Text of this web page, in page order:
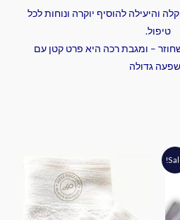
והיעילה להוסיף יוקרה ונוחות לכל
טיפול.
– ומגבת רכה היא פרט קטן עם
גדולה